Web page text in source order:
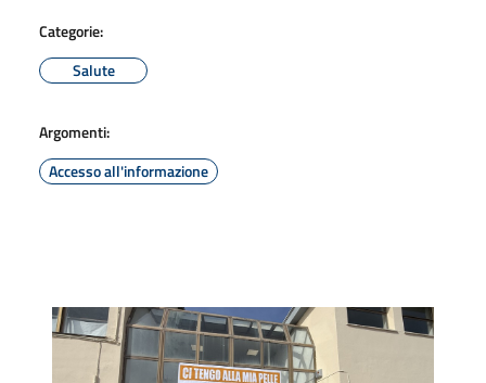
Categorie:
Salute
Argomenti:
Accesso all'informazione